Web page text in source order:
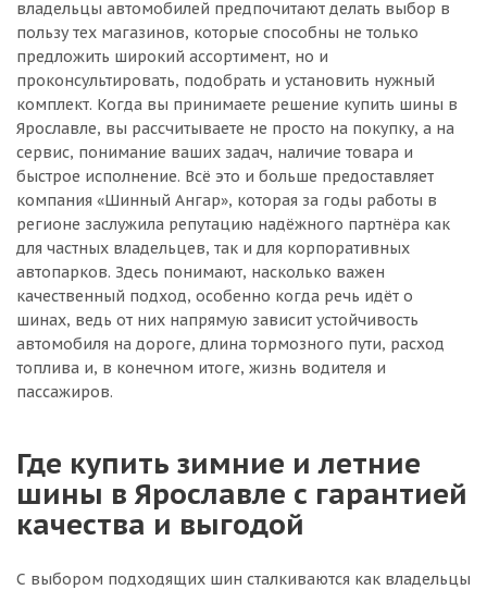
владельцы автомобилей предпочитают делать выбор в
пользу тех магазинов, которые способны не только
предложить широкий ассортимент, но и
проконсультировать, подобрать и установить нужный
комплект. Когда вы принимаете решение купить шины в
Ярославле, вы рассчитываете не просто на покупку, а на
сервис, понимание ваших задач, наличие товара и
быстрое исполнение. Всё это и больше предоставляет
компания «Шинный Ангар», которая за годы работы в
регионе заслужила репутацию надёжного партнёра как
для частных владельцев, так и для корпоративных
автопарков. Здесь понимают, насколько важен
качественный подход, особенно когда речь идёт о
шинах, ведь от них напрямую зависит устойчивость
автомобиля на дороге, длина тормозного пути, расход
топлива и, в конечном итоге, жизнь водителя и
пассажиров.
Где купить зимние и летние
шины в Ярославле с гарантией
качества и выгодой
С выбором подходящих шин сталкиваются как владельцы